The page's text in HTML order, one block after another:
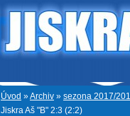
Úvod »Archiv » sezona 2017/
Jiskra Aš "B" 2:3 (2:2)